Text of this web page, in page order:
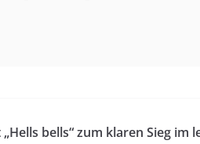
bells“ zum klaren Sieg im